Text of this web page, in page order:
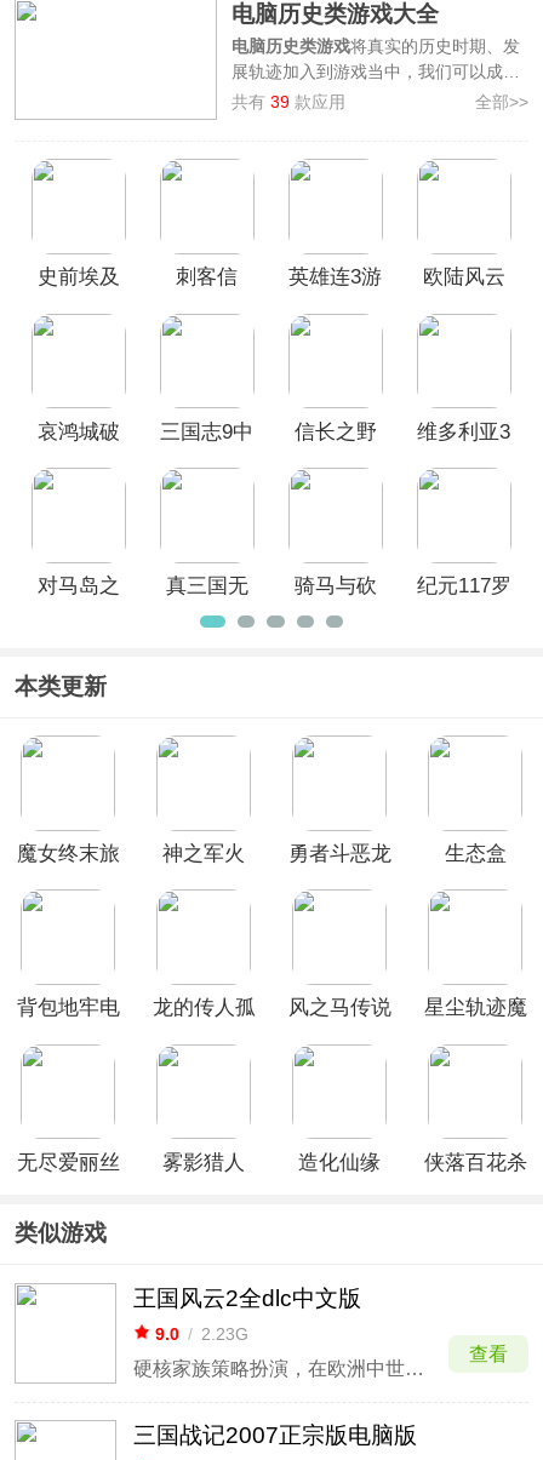
电脑历史类游戏大全
电脑历史类游戏将真实的历史时期、发
展轨迹加入到游戏当中，我们可以成为
历史的亲历者、创作者甚至是决策者，
历史，又或者在不同的历史背景下生活
欢的历史游戏，本站专门整理出了电脑
历史类游戏大全，其中包含了纪元117
真三国无双起源、骑马与砍杀2、 信长
家，体验不同的历史文化、经济、战
争、政治等多个方面，喜欢历史题材的
免费下载一款感受历史的魅力吧！
共有39 款应用 全部>>
史前埃及
刺客信
英雄连3游
欧陆风云
Universalis
哀鸿城破
三国志9中
信长之野
维多利亚3
对马岛之
真三国无
双起源
骑马与砍
杀2霸主中
纪元117罗
本类更新
魔女终末旅
神之军火
勇者斗恶龙
生态盒
背包地牢电
龙的传人孤
风之马传说
星尘轨迹魔
无尽爱丽丝 雾影猎人 造化仙缘
侠落百花杀
类似游戏
王国风云2全dlc中文版
9.0 / 2.23G
硬核家族策略扮演，在欧洲中世纪书写皇权史诗。
查看
三国战记2007正宗版电脑版